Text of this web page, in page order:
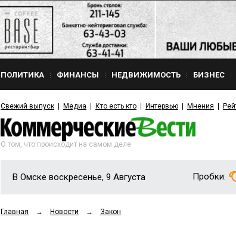
ПОЛИТИКА ФИНАНСЫ НЕДВИЖИМОСТЬ БИЗНЕС
Свежий выпуск Медиа Кто есть кто Интервью Мнения
О том, что происходит на самом деле
В Омске воскресенье, 9 Августа Пробки:
Главная → Новости → Закон